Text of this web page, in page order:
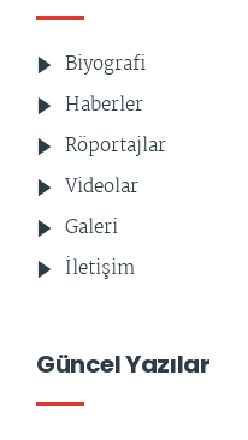
Biyografi
Haberler
Röportajlar
Videolar
Galeri
İletişim
Güncel Yazılar